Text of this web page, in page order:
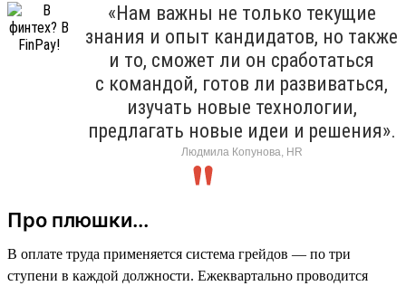
«Нам важны не только текущие
знания и опыт кандидатов, но также
и то, сможет ли он сработаться
с командой, готов ли развиваться,
изучать новые технологии,
предлагать новые идеи и решения».
Людмила Копунова, HR
Про плюшки...
В оплате труда применяется система грейдов — по три
ступени в каждой должности. Ежеквартально проводится